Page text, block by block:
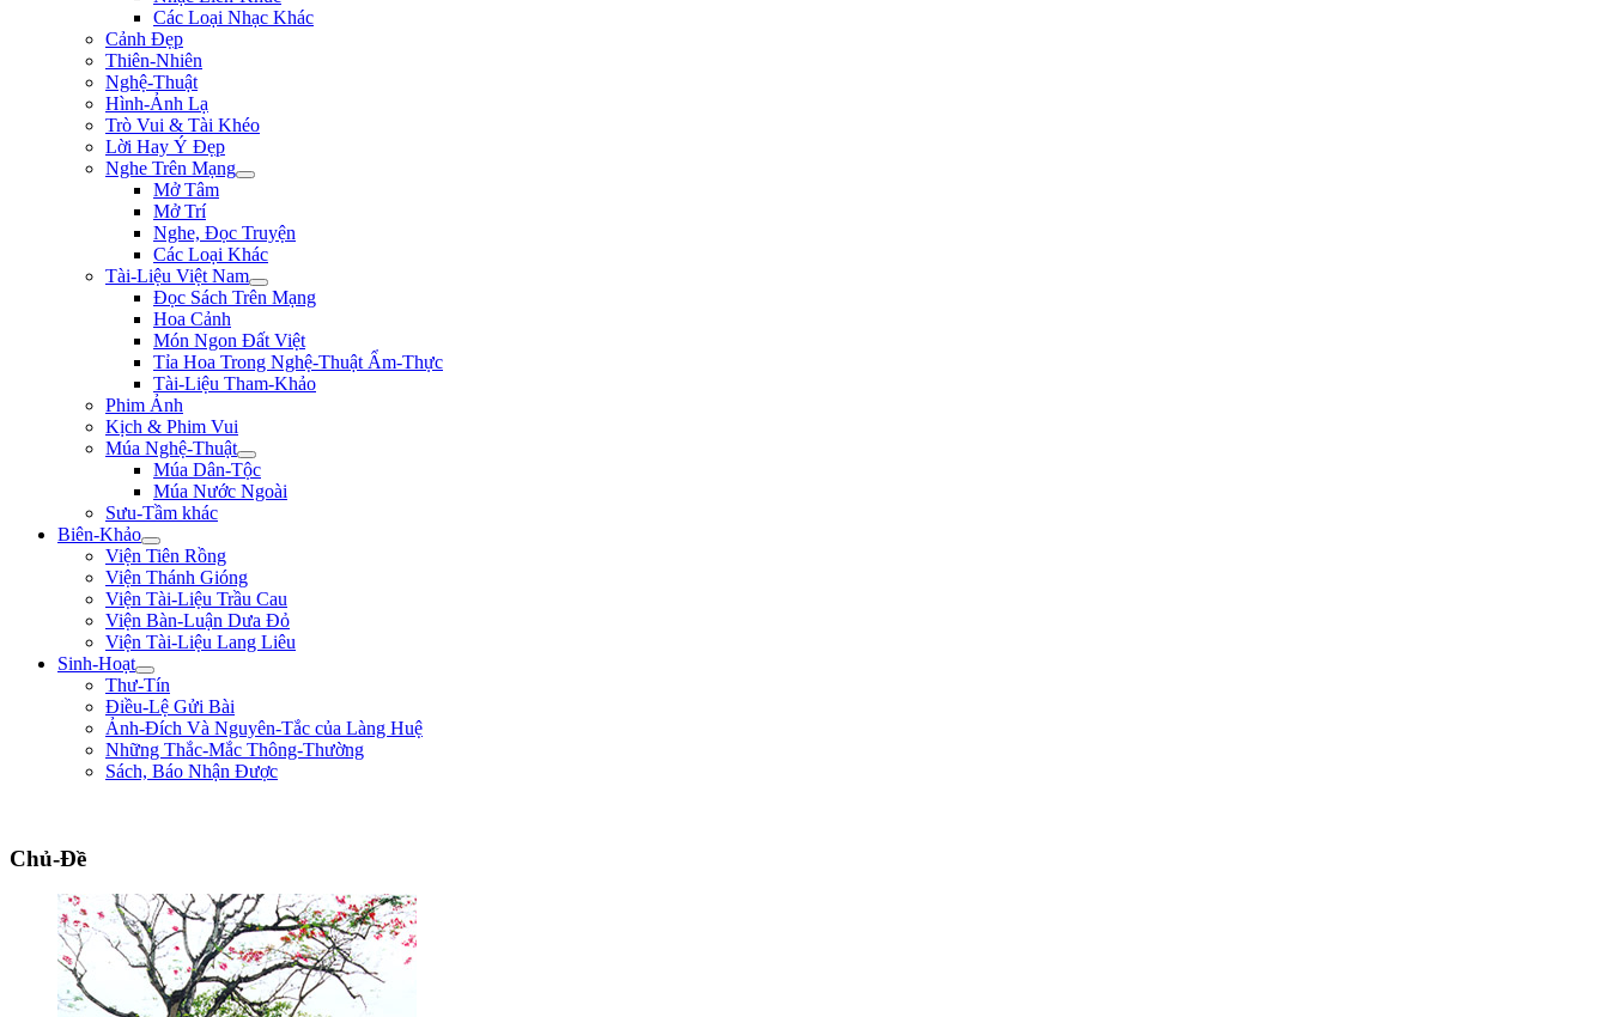
Các Loại Nhạc Khác
Cảnh Đẹp
Thiên-Nhiên
Nghệ-Thuật
Hình-Ảnh Lạ
Trò Vui & Tài Khéo
Lời Hay Ý Đẹp
Nghe Trên Mạng
Mở Tâm
Mở Trí
Nghe, Đọc Truyện
Các Loại Khác
Tài-Liệu Việt Nam
Đọc Sách Trên Mạng
Hoa Cảnh
Món Ngon Đất Việt
Tỉa Hoa Trong Nghệ-Thuật Ẩm-Thực
Tài-Liệu Tham-Khảo
Phim Ảnh
Kịch & Phim Vui
Múa Nghệ-Thuật
Múa Dân-Tộc
Múa Nước Ngoài
Sưu-Tầm khác
Biên-Khảo
Viện Tiên Rồng
Viện Thánh Gióng
Viện Tài-Liệu Trầu Cau
Viện Bàn-Luận Dưa Đỏ
Viện Tài-Liệu Lang Liêu
Sinh-Hoạt
Thư-Tín
Điều-Lệ Gửi Bài
Ảnh-Đích Và Nguyên-Tắc của Làng Huệ
Những Thắc-Mắc Thông-Thường
Sách, Báo Nhận Được
Chủ-Đề